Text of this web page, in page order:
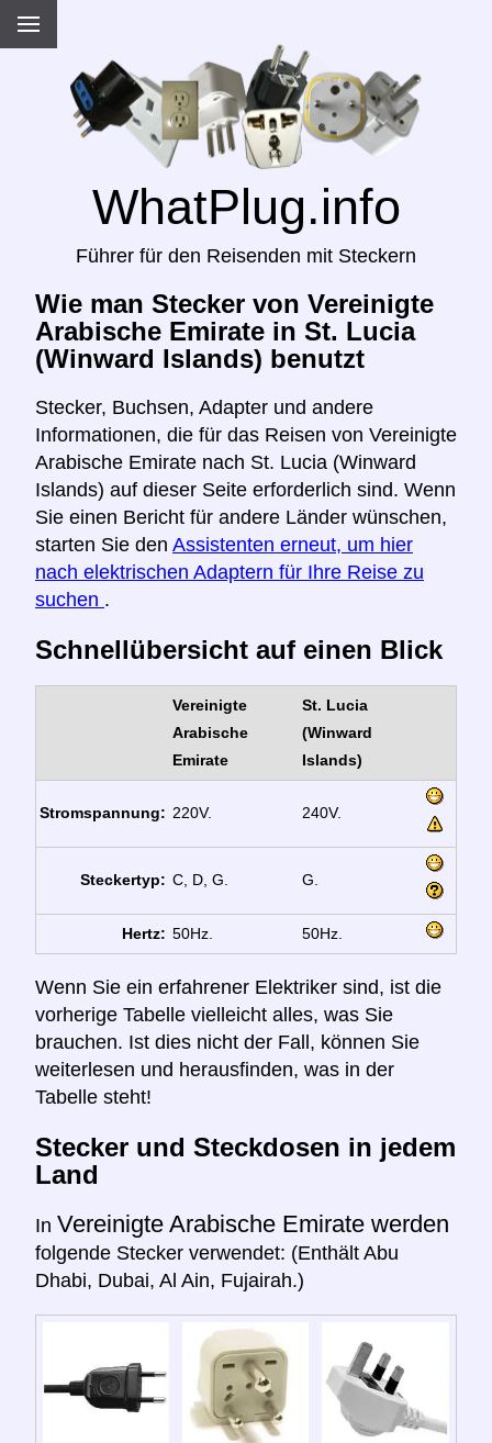
WhatPlug.info
Führer für den Reisenden mit Steckern
Wie man Stecker von Vereinigte
Arabische Emirate in St. Lucia
(Winward Islands) benutzt
Stecker, Buchsen, Adapter und andere
Informationen, die für das Reisen von Vereinigte
Arabische Emirate nach St. Lucia (Winward
Islands) auf dieser Seite erforderlich sind. Wenn
Sie einen Bericht für andere Länder wünschen,
starten Sie den Assistenten erneut, um hier
nach elektrischen Adaptern für Ihre Reise zu
suchen .
Schnellübersicht auf einen Blick
Vereinigte
Arabische
Emirate
St. Lucia
(Winward
Islands)
Stromspannung: 220V. 240V.
Steckertyp: C, D, G. G.
Hertz: 50Hz. 50Hz.
Wenn Sie ein erfahrener Elektriker sind, ist die
vorherige Tabelle vielleicht alles, was Sie
brauchen. Ist dies nicht der Fall, können Sie
weiterlesen und herausfinden, was in der
Tabelle steht!
Stecker und Steckdosen in jedem
Land
In Vereinigte Arabische Emirate werden
folgende Stecker verwendet: (Enthält Abu
Dhabi, Dubai, Al Ain, Fujairah.)